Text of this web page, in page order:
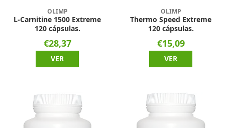
OLIMP
L-Carnitine 1500 Extreme
120 cápsulas.
€28,37
VER
OLIMP
Thermo Speed Extreme
120 cápsulas.
€15,09
VER